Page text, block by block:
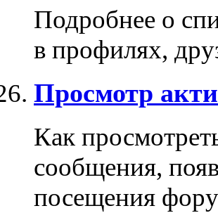
Подробнее о
в профилях,
Просмотр
Как
сообщения,
посещения